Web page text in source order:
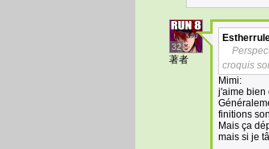
32
著者
croquis
Mimi:
j'aime bien
finitions
Mais ça
mais si je